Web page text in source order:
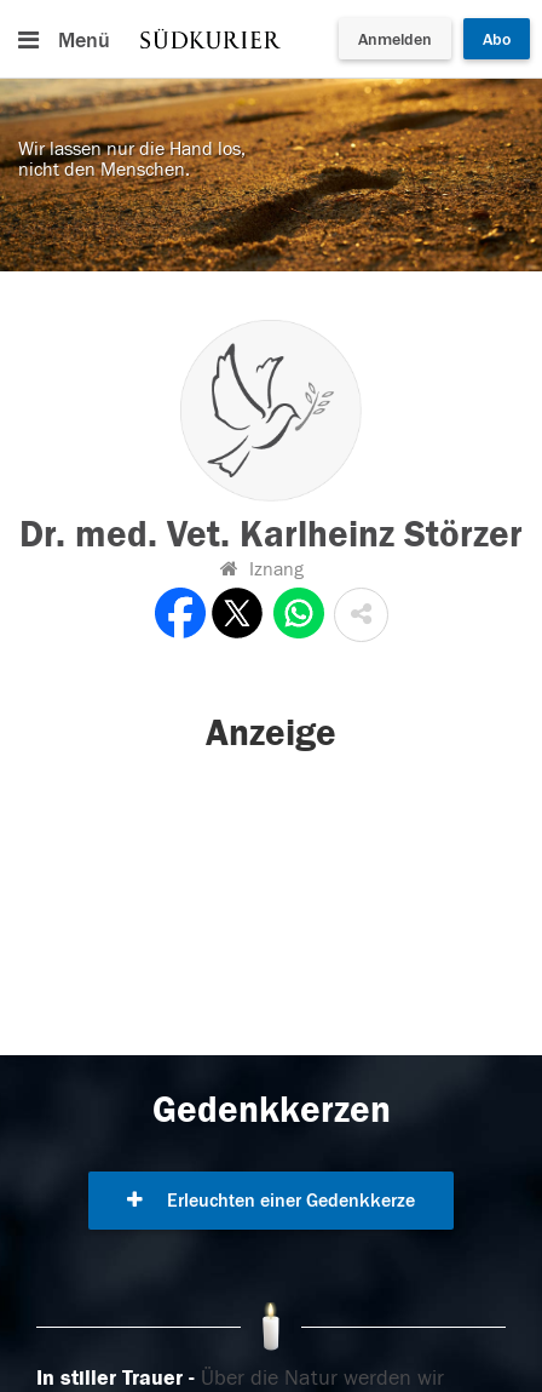
Menü Anmelden Abo
Wir lassen nur die Hand los,
nicht den Menschen.
Dr. med. Vet. Karlheinz Störzer
Iznang
Anzeige
Gedenkkerzen
Erleuchten einer Gedenkkerze
In stiller Trauer
Über die Natur werden wir